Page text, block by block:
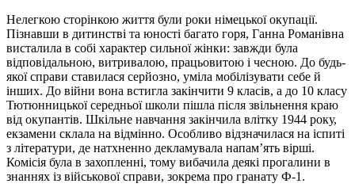
Нелегкою сторінкою життя були роки німецької окупації.
Пізнавши в дитинстві та юності багато горя, Ганна Романівна
висталила в собі характер сильної жінки: завжди була
відповідальною, витривалою, працьовитою і чесною. До будь-
якої справи ставилася серйозно, уміла мобілізувати себе й
інших. До війни вона встигла закінчити 9 класів, а до 10 класу
Тютюнницької середньої школи пішла після звільнення краю
від окупантів. Шкільне навчання закінчила влітку 1944 року,
екзамени склала на відмінно. Особливо відзначилася на іспиті
з літератури, де натхненно декламувала напам’ять вірші.
Комісія була в захопленні, тому вибачила деякі прогалини в
знаннях із військової справи, зокрема про гранату Ф-1.